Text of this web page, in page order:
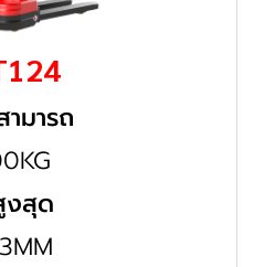
มารถ
สุด